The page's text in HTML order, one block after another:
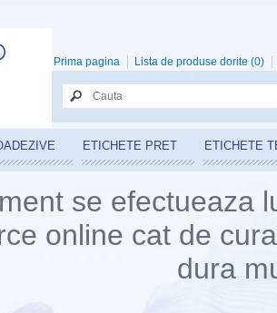
Prima pagina Lista de produse dorite (0)
ETICHETE PRET ETICHETE
se efectueaza
online cat de
dura